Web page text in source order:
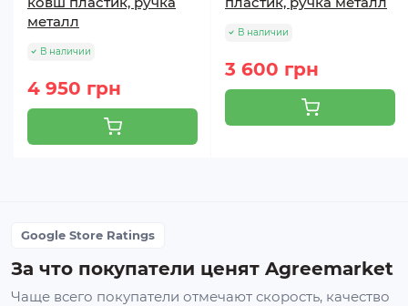
металл
В наличии
4 950 грн
В наличии
3 600 грн
Google Store Ratings
За что покупатели ценят Agreemarket
Чаще всего покупатели отмечают скорость, качество